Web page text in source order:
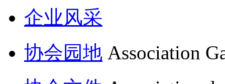
企业风采
协会园地 Association